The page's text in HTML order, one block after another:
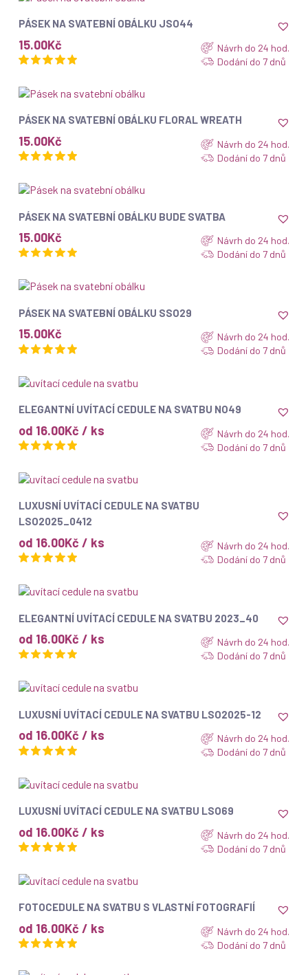
ZOBRAZIT
PÁSEK NA SVATEBNÍ OBÁLKU JSO44
15.00Kč
Návrh do 24 hod.
Dodání do 7 dnů
ZOBRAZIT
PÁSEK NA SVATEBNÍ OBÁLKU FLORAL WREATH
15.00Kč
Návrh do 24 hod.
Dodání do 7 dnů
ZOBRAZIT
PÁSEK NA SVATEBNÍ OBÁLKU BUDE SVATBA
15.00Kč
Návrh do 24 hod.
Dodání do 7 dnů
ZOBRAZIT
PÁSEK NA SVATEBNÍ OBÁLKU SSO29
15.00Kč
Návrh do 24 hod.
Dodání do 7 dnů
ZOBRAZIT
ELEGANTNÍ UVÍTACÍ CEDULE NA SVATBU NO49
od 16.00Kč / ks
Návrh do 24 hod.
Dodání do 7 dnů
ZOBRAZIT
LUXUSNÍ UVÍTACÍ CEDULE NA SVATBU
LSO2025_0412
od 16.00Kč / ks
Návrh do 24 hod.
Dodání do 7 dnů
ZOBRAZIT
ELEGANTNÍ UVÍTACÍ CEDULE NA SVATBU 2023_40
od 16.00Kč / ks
Návrh do 24 hod.
Dodání do 7 dnů
ZOBRAZIT
LUXUSNÍ UVÍTACÍ CEDULE NA SVATBU LSO2025-12
od 16.00Kč / ks
Návrh do 24 hod.
Dodání do 7 dnů
ZOBRAZIT
LUXUSNÍ UVÍTACÍ CEDULE NA SVATBU LSO69
od 16.00Kč / ks
Návrh do 24 hod.
Dodání do 7 dnů
ZOBRAZIT
FOTOCEDULE NA SVATBU S VLASTNÍ FOTOGRAFIÍ
od 16.00Kč / ks
Návrh do 24 hod.
Dodání do 7 dnů